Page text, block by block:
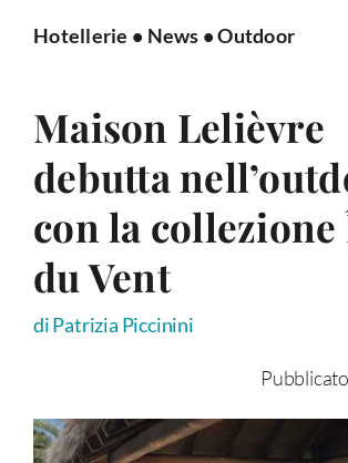
Hotellerie • News •Outdoor
Maison Lelièvre
debutta
con la collezione
du Vent
di Patrizia Piccinini